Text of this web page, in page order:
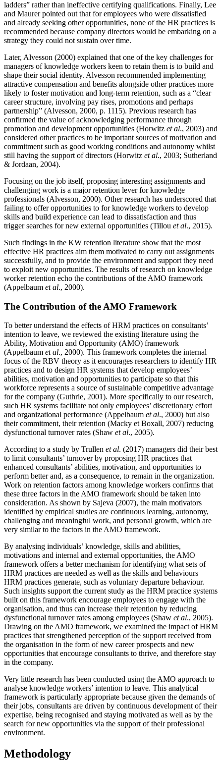
ladders” rather than ineffective certifying qualifications. Finally, Lee
and Maurer pointed out that for employees who were dissatisfied
and already seeking other opportunities, none of the HR practices is
recommended because company directors would be embarking on a
strategy they could not sustain over time.
Later, Alvesson (2000) explained that one of the key challenges for
managers of knowledge workers keen to retain them is to build and
shape their social identity. Alvesson recommended implementing
attractive compensation and benefits alongside other practices more
likely to foster motivation and long-term retention, such as a “clear
career structure, involving pay rises, promotions and perhaps
partnership” (Alvesson, 2000, p. 1115). Previous research has
confirmed the value of acknowledging performance through
promotion and development opportunities (Horwitz et al., 2003) and
considered other practices to be important sources of motivation and
commitment such as good working conditions and autonomy whilst
still having the support of directors (Horwitz et al., 2003; Sutherland
& Jordaan, 2004).
Focusing on the job itself, proposing interesting assignments and
challenging work is a major retention lever for knowledge
professionals (Alvesson, 2000). Other research has underscored that
failing to offer opportunities to for knowledge workers to develop
skills and build experience can lead to dissatisfaction and thus
trigger searches for new external opportunities (Tillou et al., 2015).
Such findings in the KW retention literature show that the most
effective HR practices aim them motivated to carry out assignments
successfully, and to provide the environment and support they need
to exploit new opportunities. The results of research on knowledge
worker retention echo the contributions of the AMO framework
(Appelbaum et al., 2000).
The Contribution of the AMO Framework
To better understand the effects of HRM practices on consultants’
intention to leave, we reviewed the existing literature using the
Ability, Motivation and Opportunity (AMO) framework
(Appelbaum et al., 2000). This framework completes the internal
focus of the RBV theory as it encourages researchers to identify HR
practices and to design HR systems that develop employees’
abilities, motivation and opportunities to participate so that this
workforce represents a source of sustainable competitive advantage
for the company (Guthrie, 2001). More specifically to our research,
such HR systems facilitate not only employees’ discretionary effort
and organizational performance (Appelbaum et al., 2000) but also
their commitment, their retention (Macky et Boxall, 2007) reducing
dysfunctional turnover rates (Shaw et al., 2005).
According to a study by Trullen et al. (2017) managers did their best
to limit consultants’ turnover by proposing HR practices that
enhanced consultants’ abilities, motivation, and opportunities to
perform better and, as a consequence, to remain in the organization.
Work on retention factors among knowledge workers confirms that
these three factors in the AMO framework should be taken into
consideration. As shown by Sajeva (2007), the main motivators
identified by empirical studies are continuous learning, autonomy,
challenging and meaningful work, and personal growth, which are
very similar to the factors in the AMO framework.
By analysing individuals’ knowledge, skills and abilities,
motivations and internal and external opportunities, the AMO
framework offers a better mechanism for identifying what sets of
HRM practices are needed as well as the skills and behaviours
HRM practices generate, such as voluntary departure behaviour.
Such insights support the current study as the HRM practice systems
built on this framework encourage employees to engage with the
organisation, and thus can increase their retention by reducing
dysfunctional turnover rates among employees (Shaw et al., 2005).
Drawing on the AMO framework, we examined the impact of HRM
practices that strengthened perception of the support received from
the organisation in the form of new career prospects and new
opportunities that encourage consultants to thrive, and therefore stay
in the company.
Very little research has been conducted using the AMO approach to
analyse knowledge workers’ intention to leave. This analytical
framework is particularly appropriate because given the demands of
their jobs, consultants are driven by continuous development of their
expertise, being recognised and staying motivated as well as by the
search for new opportunities via the support of their professional
environment.
Methodology